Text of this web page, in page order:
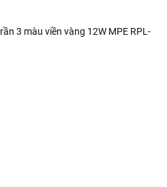
3 màu viền vàng 12W MPE RPL-